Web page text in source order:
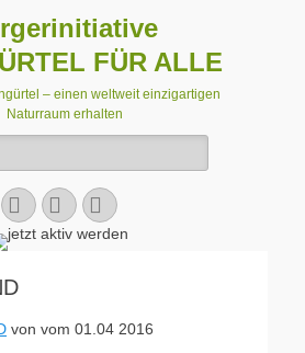
FÜR ALLE
– einen weltweit einzigartigen
Naturraum erhalten
Facebook
E-
Mail
Instagram
von vom 01.04 2016